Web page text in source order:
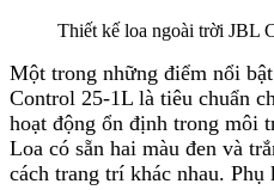
Thiết kế loa ngoài trời JBL
Một trong những điểm nổi
Control 25-1L là tiêu chuẩn
hoạt động ổn định trong môi
Loa có sẵn hai màu đen và
cách trang trí khác nhau.